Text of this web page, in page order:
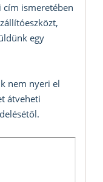
cím ismeretében
egy
nem nyeri el
átveheti